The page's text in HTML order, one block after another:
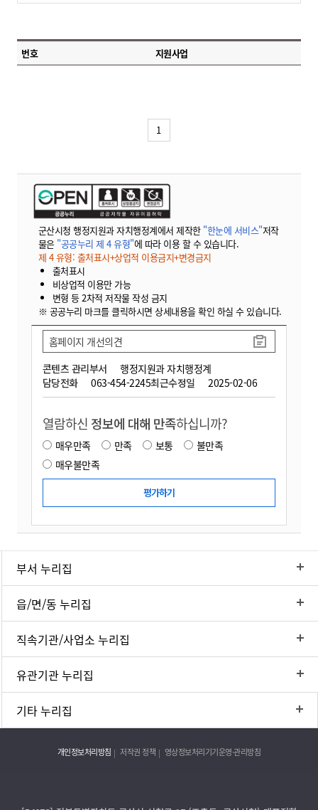
번호 지원사업
1
군산시청 행정지원과 자치행정계에서 제작한 "한눈에 서비스"저작
물은 "공공누리 제 4 유형"에 따라 이용 할 수 있습니다.
제 4 유형: 출처표시+상업적 이용금지+변경금지
출처표시
비상업적 이용만 가능
변형 등 2차적 저작물 작성 금지
※ 공공누리 마크를 클릭하시면 상세내용을 확인 하실 수 있습니다.
콘텐츠 관리부서
행정지원과 자치행정계
담당전화
063-454-2245최근수정일 2025-02-06
홈페이지 개선의견
열람하신 정보에 대해 만족하십니까?
매우만족 만족 보통
불만족
매우불만족
부서 누리집
읍/면/동 누리집
직속기관/사업소 누리집
유관기관 누리집
기타 누리집
개인정보처리방침 저작권 정책 영상정보처리기기운영·관리방침